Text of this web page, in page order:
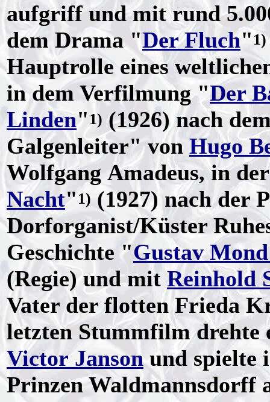
aufgriff und mit rund
dem Drama "Der Fluch" 1)
Hauptrolle eines
in dem Verfilmung "Der
Linden" 1) (1926) nach
Galgenleiter" von Hugo
Wolfgang Amadeus, in
Nacht" 1)(1927) nach der
Dorforganist/Küster
Geschichte "Gustav
(Regie) und mit Reinhold
Vater der flotten Frieda
letzten Stummfilm drehte
Victor Jansonund spielte
Prinzen Waldmannsdorff